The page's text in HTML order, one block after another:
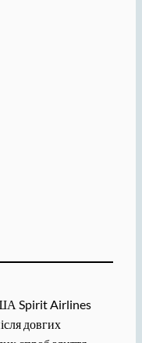
Spirit Airlines
довгих